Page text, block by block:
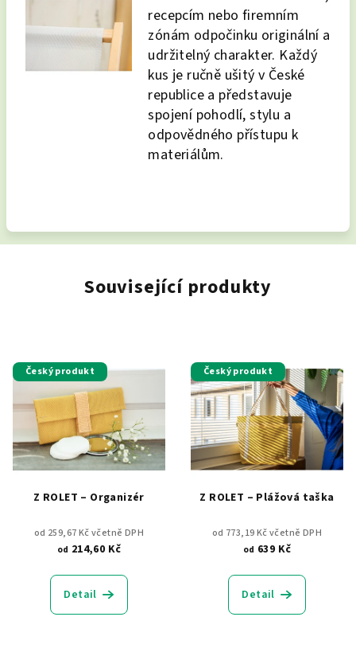
recepcím nebo firemním
zónám odpočinku originální a
udržitelný charakter. Každý
kus je ručně ušitý v České
republice a představuje
spojení pohodlí, stylu a
odpovědného přístupu k
materiálům.
Související produkty
Český produkt
Z ROLET – Organizér
od 259,67 Kč včetně DPH
od 214,60 Kč
Detail
Český produkt
Z ROLET – Plážová taška
od 773,19 Kč včetně DPH
od 639 Kč
Detail